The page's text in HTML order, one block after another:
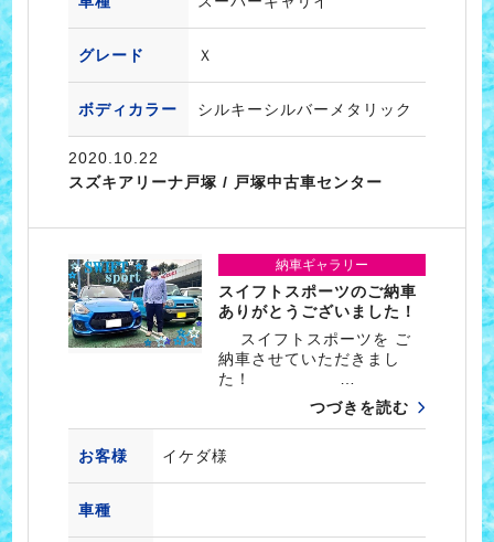
グレード Ｘ
ボディカラー シルキーシルバーメタリック
2020.10.22
スズキアリーナ戸塚 / 戸塚中古車センター
納車ギャラリー
スイフトスポーツのご納車
ありがとうございました！
スイフトスポーツを ご
納車させていただきまし
た！ …
つづきを読む
お客様 イケダ様
車種